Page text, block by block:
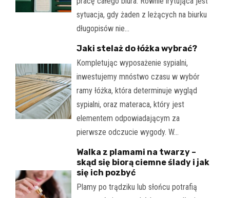
sytuacja, gdy żaden z leżących na biurku
długopisów nie…
Jaki stelaż do łóżka wybrać?
Kompletując wyposażenie sypialni,
inwestujemy mnóstwo czasu w wybór
ramy łóżka, która determinuje wygląd
sypialni, oraz materaca, który jest
elementem odpowiadającym za
pierwsze odczucie wygody. W…
Walka z plamami na twarzy –
skąd się biorą ciemne ślady i jak
się ich pozbyć
Plamy po trądziku lub słońcu potrafią